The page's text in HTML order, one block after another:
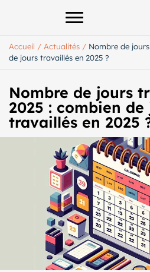
Afficher le menu
Accueil / Actualités / Nombre de
de jours travaillés en 2025 ?
Nombre de jours
2025 : combien de
travaillés en 2025